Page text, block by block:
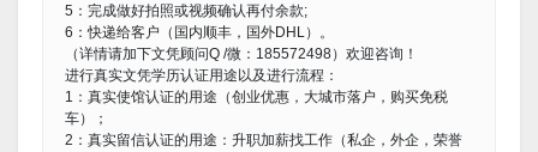
5：完成做好拍照或视频确认再付余款;
6：快递给客户（国内顺丰，国外DHL）。
（详情请加下文凭顾问Q /微：185572498）欢迎咨询！
进行真实文凭学历认证用途以及进行流程：
1：真实使馆认证的用途（创业优惠，大城市落户，购买免税
车）；
2：真实留信认证的用途：升职加薪找工作（私企，外企，荣誉